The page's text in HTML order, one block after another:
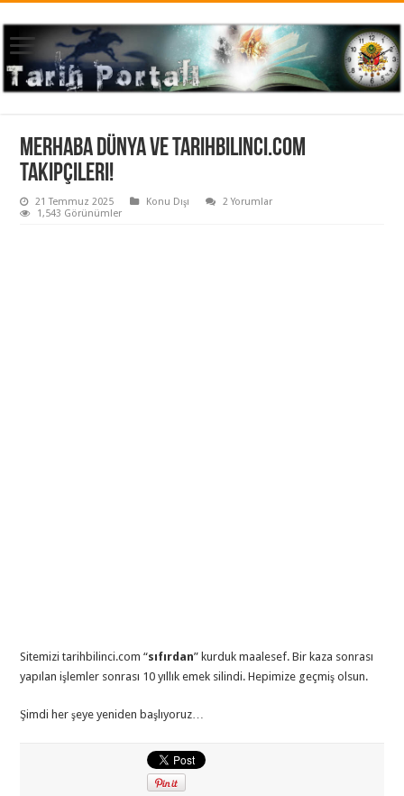
Merhaba dünya ve tarihbilinci.com
takipçileri!
21 Temmuz 2025 Konu Dışı
2 Yorumlar
1,543 Görünümler
Sitemizi tarihbilinci.com “sıfırdan” kurduk maalesef. Bir kaza sonrası
yapılan işlemler sonrası 10 yıllık emek silindi. Hepimize geçmiş olsun.
Şimdi her şeye yeniden başlıyoruz…